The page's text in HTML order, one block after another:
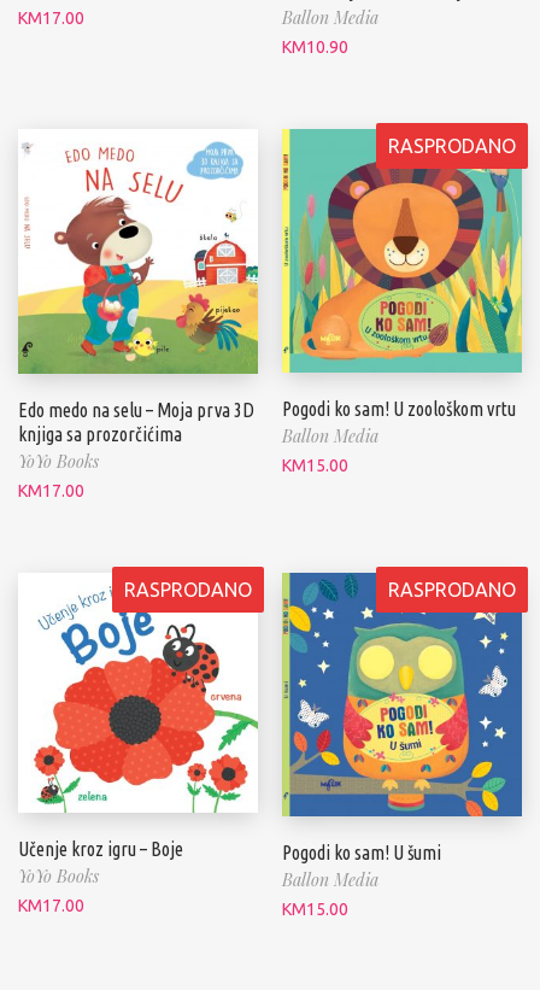
KM17.00 Ballon Media
KM10.90
Edo medo na selu – Moja prva 3D
knjiga sa prozorčićima
YoYo Books
KM17.00
RASPRODANO
Pogodi ko sam! U zoološkom vrtu
Ballon Media
KM15.00
RASPRODANO
Učenje kroz igru – Boje
YoYo Books
KM17.00
RASPRODANO
Pogodi ko sam! U šumi
Ballon Media
KM15.00